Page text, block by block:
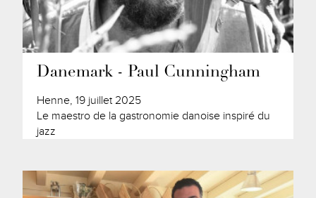
Danemark - Paul Cunningham
Henne, 19 juillet 2025
Le maestro de la gastronomie danoise inspiré du
jazz